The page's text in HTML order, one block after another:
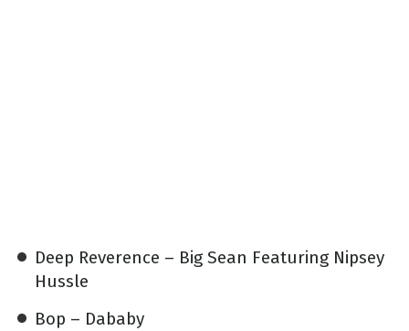
Deep Reverence – Big Sean Featuring Nipsey
Hussle
Bop – Dababy